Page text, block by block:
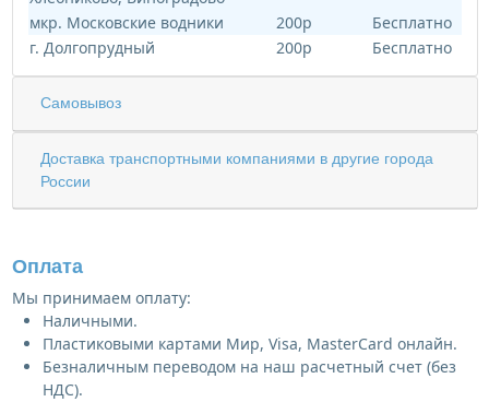
мкр. Московские водники
200р
Бесплатно
г. Долгопрудный
200р Бесплатно
Самовывоз
Доставка транспортными компаниями в другие города
России
Оплата
Мы принимаем оплату:
Наличными.
Пластиковыми картами Мир, Visa, MasterCard онлайн.
Безналичным переводом на наш расчетный счет (без
НДС).